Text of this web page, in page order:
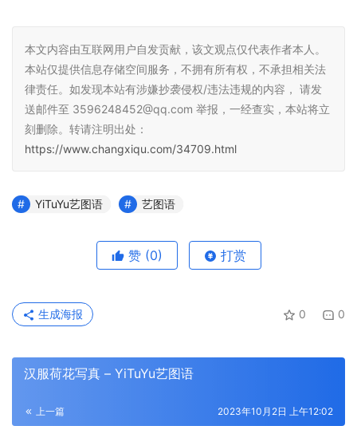
本文内容由互联网用户自发贡献，该文观点仅代表作者本人。
本站仅提供信息存储空间服务，不拥有所有权，不承担相关法
律责任。如发现本站有涉嫌抄袭侵权/违法违规的内容， 请发
送邮件至 3596248452@qq.com 举报，一经查实，本站将立
刻删除。转请注明出处：
https://www.changxiqu.com/34709.html
YiTuYu艺图语 艺图语
赞 (0) 打赏
0 0
生成海报
汉服荷花写真 – YiTuYu艺图语
上一篇 2023年10月2日 上午12:02